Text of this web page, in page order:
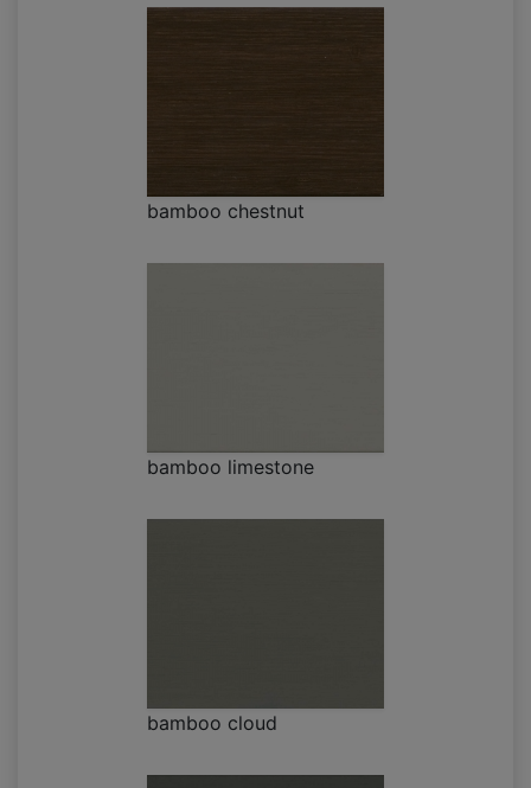
bamboo chestnut
bamboo limestone
bamboo cloud